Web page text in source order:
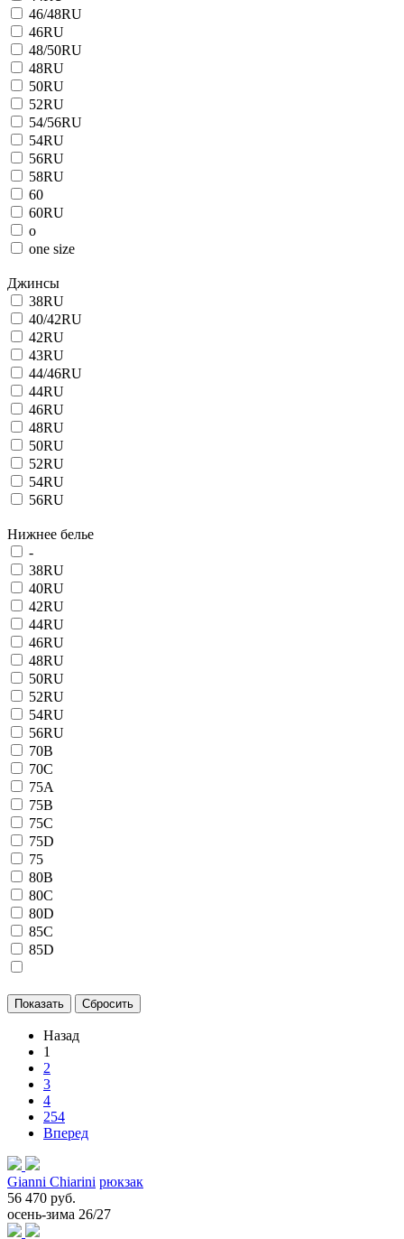
46/48RU
46RU
48/50RU
48RU
50RU
52RU
54/56RU
54RU
56RU
58RU
60
60RU
o
one size
Джинсы
38RU
40/42RU
42RU
43RU
44/46RU
44RU
46RU
48RU
50RU
52RU
54RU
56RU
Нижнее белье
-
38RU
40RU
42RU
44RU
46RU
48RU
50RU
52RU
54RU
56RU
70B
70C
75A
75B
75C
75D
75
80B
80C
80D
85C
85D
Назад
1
2
3
4
254
Вперед
Gianni Chiarini рюкзак
56 470 руб.
осень-зима 26/27